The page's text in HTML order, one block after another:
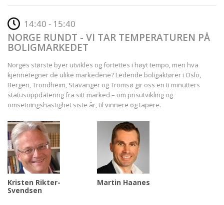
14:40 - 15:40
NORGE RUNDT - VI TAR TEMPERATUREN PÅ
BOLIGMARKEDET
Norges største byer utvikles og fortettes i høyt tempo, men hva
kjennetegner de ulike markedene? Ledende boligaktører i Oslo,
Bergen, Trondheim, Stavanger og Tromsø gir oss en ti minutters
statusoppdatering fra sitt marked – om prisutvikling og
omsetningshastighet siste år, til vinnere og tapere.
Kristen Rikter-
Svendsen
Martin Haanes